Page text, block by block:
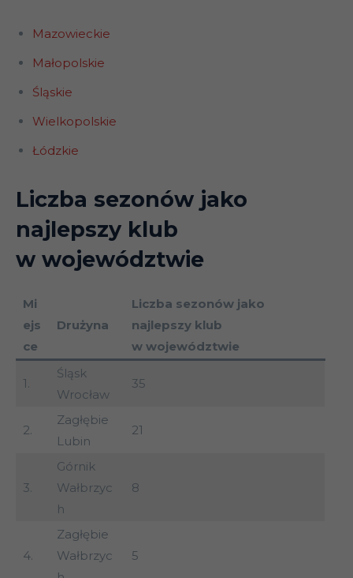
Mazowieckie
Małopolskie
Śląskie
Wielkopolskie
Łódzkie
Liczba sezonów jako
najlepszy klub
w województwie
Mi
ejs
ce
Drużyna
Liczba sezonów jako
najlepszy klub
w województwie
1.
Śląsk
Wrocław
35
2.
Zagłębie
Lubin
21
3.
Górnik
Wałbrzyc
h
8
4.
Zagłębie
Wałbrzyc
5